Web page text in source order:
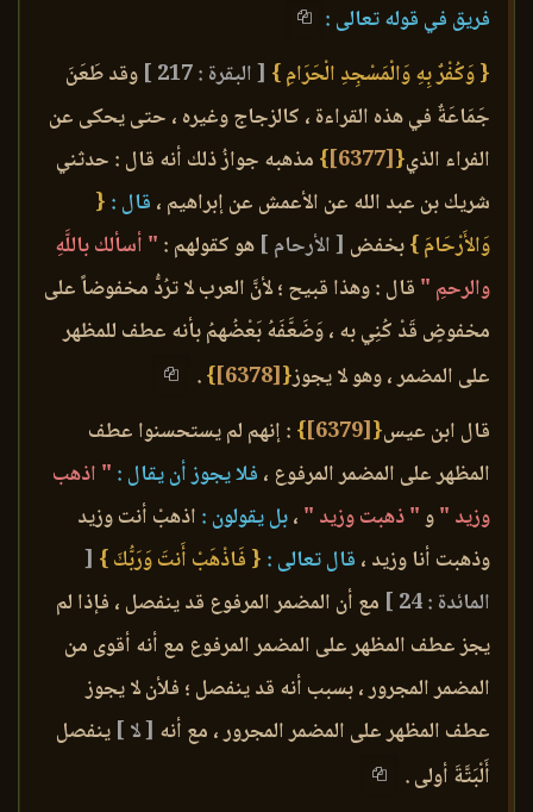
فريق في قوله تعالى :
{ وَكُفْرٌ بِهِ وَالْمَسْجِدِ الْحَرَامِ } [ البقرة : 217 ]
وقد طَعَنَ
جَمَاعَةٌ في هذه القراءة ، كالزجاج وغيره ، حتى يحكى عن
الفراء الذي{
[6377]
} مذهبه جوازُ ذلك أنه قال : حدثني
شريك بن عبد الله عن الأعمش عن إبراهيم ، قال : {
وَالأَرْحَامَ }بخفض [ الأرحام ] هو كقولهم : " أسألك باللَّهِ
والرحمِ " قال : وهذا قبيح ؛ لأنَّ العرب لا ترُدُّ مخفوضاً على
مخفوضٍ قَدْ كُنِي به ، وَضَعَّفَهُ بَعْضُهمُ بأنه عطف للمظهر
على المضمر ، وهو لا يجوز{
[6378]
}
.
قال ابن عيس{
[6379]
} : إنهم لم يستحسنوا عطف
المظهر على المضمر المرفوع ، فلا يجوز أن يقال : " اذهب
وزيد "و" ذهبت وزيد " ،بل يقولون : اذهبْ أنت وزيد
وذهبت أنا وزيد ، قال تعالى : { فَاذْهَبْ أَنتَ وَرَبُّكَ } [
المائدة : 24 ]
مع أن المضمر المرفوع قد ينفصل ، فإذا لم
يجز عطف المظهر على المضمر المرفوع مع أنه أقوى من
المضمر المجرور ، بسبب أنه قد ينفصل ؛ فلأن لا يجوز
عطف المظهر على المضمر المجرور ، مع أنه [ لا ] ينفصل
أَلْبَتَّةَ أولى .